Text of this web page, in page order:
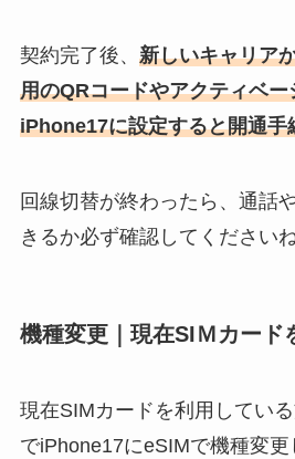
契約完了後、 新しいキャリア
用のQRコードやアクティベー
iPhone17に設定すると開通手
回線切替が終わったら、通話
きるか必ず確認してくださいね
機種変更｜現在SIＭカード
現在SIMカードを利用してい
でiPhone17にeSIMで機種変更